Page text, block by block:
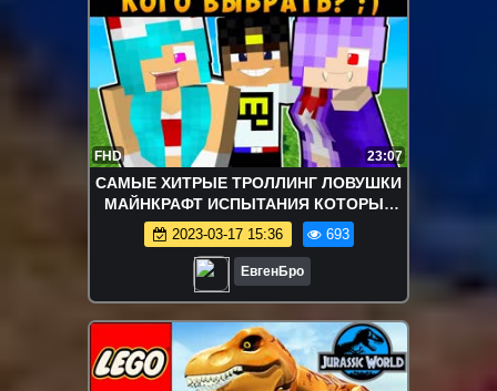
FHD 23:07
САМЫЕ ХИТРЫЕ ТРОЛЛИНГ ЛОВУШКИ
МАЙНКРАФТ ИСПЫТАНИЯ КОТОРЫЕ
ПОВЕРГНУТ МОЗГ В ШОК ! НУБ И ПРО
MINECRAFT
2023-03-17 15:36 693
ЕвгенБро